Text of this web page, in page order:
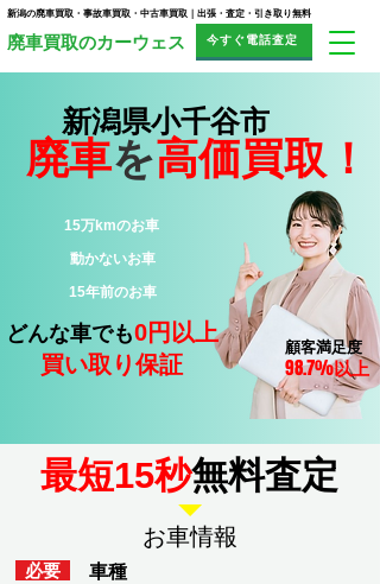
今すぐ電話査定
​廃車買取のカーウェス
新潟の廃車買取・事故車買取・中古車買取｜出張・査定・引き取り無料
新潟県小千谷市
廃車を高価買取！
15万kmのお車
​動かないお車
15年前のお車
どんな車でも0円以上
買い取り保証
顧客満足度
98.7%以上
​最短15秒無料査定
​お車情報
​必要 車種